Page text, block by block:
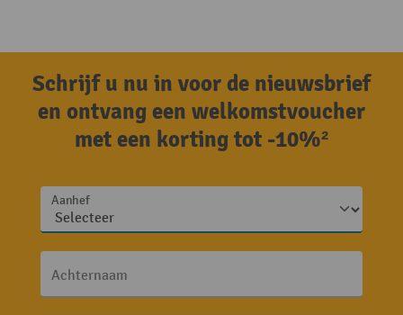
Schrijf u nu in voor de nieuwsbrief
en ontvang een welkomstvoucher
met een korting tot -10%²
Aanhef
Achternaam